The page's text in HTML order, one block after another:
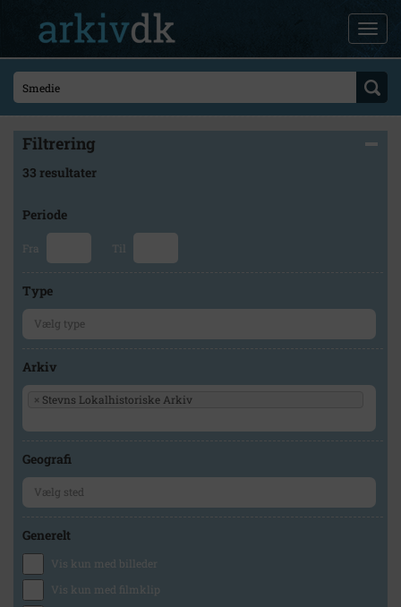
Filtrering
33 resultater
Periode
Fra Til
Type
Arkiv
× Stevns Lokalhistoriske Arkiv
Geografi
Generelt
Vis kun med billeder
Vis kun med filmklip